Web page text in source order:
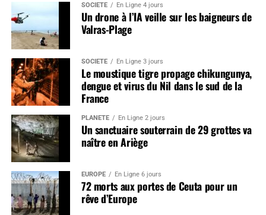
SOCIÉTÉ En Ligne 4 jours
Un drone à l’IA veille sur les baigneurs de
Valras-Plage
SOCIÉTÉ En Ligne 3 jours
Le moustique tigre propage chikungunya,
dengue et virus du Nil dans le sud de la
France
PLANÈTE En Ligne 2 jours
Un sanctuaire souterrain de 29 grottes va
naître en Ariège
EUROPE En Ligne 6 jours
72 morts aux portes de Ceuta pour un
rêve d’Europe